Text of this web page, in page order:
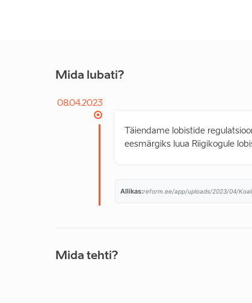
Mida lubati?
08.04.2023
Täiendame lobistide
eesmärgiks luua Riigikogule
Allikas:reform.ee/app/uploads/2023/04/
Mida tehti?